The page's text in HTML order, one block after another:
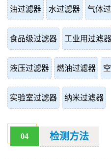
油过滤器 水过滤器 气体
食品级过滤器 工业用过滤器
液压过滤器 燃油过滤器
实验室过滤器 纳米过滤器
04 检测方法